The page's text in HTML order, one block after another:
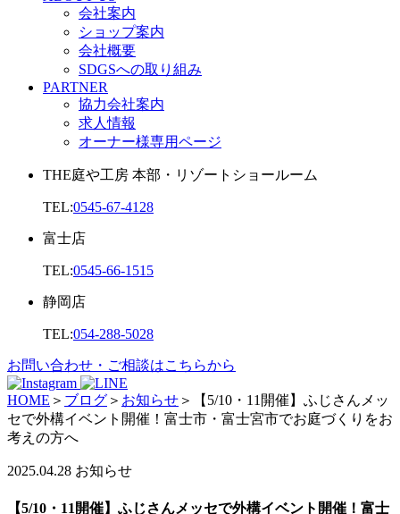
会社案内
ショップ案内
会社概要
SDGSへの取り組み
PARTNER
協力会社案内
求人情報
オーナー様専用ページ
THE庭や工房 本部・リゾートショールーム
TEL:0545-67-4128
富士店
TEL:0545-66-1515
静岡店
TEL:054-288-5028
お問い合わせ・ご相談はこちらから
HOME ＞ ブログ ＞ お知らせ ＞
【5/10・11開催】ふじさんメッ
セで外構イベント開催！富士市・富士宮市でお庭づくりをお
考えの方へ
2025.04.28 お知らせ
【5/10・11開催】ふじさんメッセで外構イベント開催！富士